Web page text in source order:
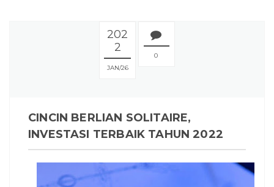
202
2
JAN 26
0
CINCIN BERLIAN SOLITAIRE,
INVESTASI TERBAIK TAHUN 2022